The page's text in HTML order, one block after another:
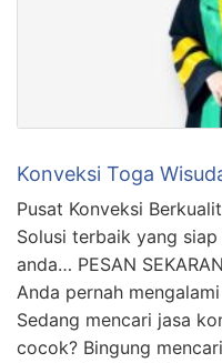
Konveksi Toga
Pusat Konveksi
Solusi terbaik yang
anda… PESAN
Anda pernah
Sedang mencari jasa
cocok? Bingung